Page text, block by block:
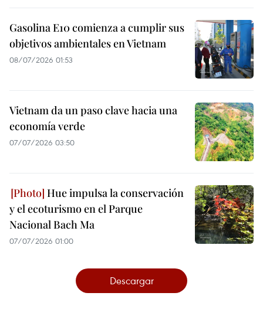
Gasolina E10 comienza a cumplir sus
objetivos ambientales en Vietnam
08/07/2026 01:53
Vietnam da un paso clave hacia una
economía verde
07/07/2026 03:50
Hue impulsa la conservación
y el ecoturismo en el Parque
Nacional Bach Ma
07/07/2026 01:00
Descargar